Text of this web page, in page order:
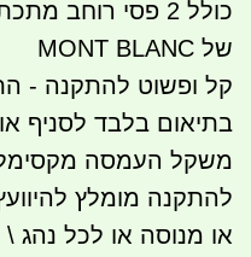
כולל 2 פסי רוחב
של MONT BLANC
קל ופשוט להתקנה -
בתיאום בלבד לסניף
משקל העמסה מקסימלי כ 70
להתקנה מומלץ
או מנוסה או לכל נהג \